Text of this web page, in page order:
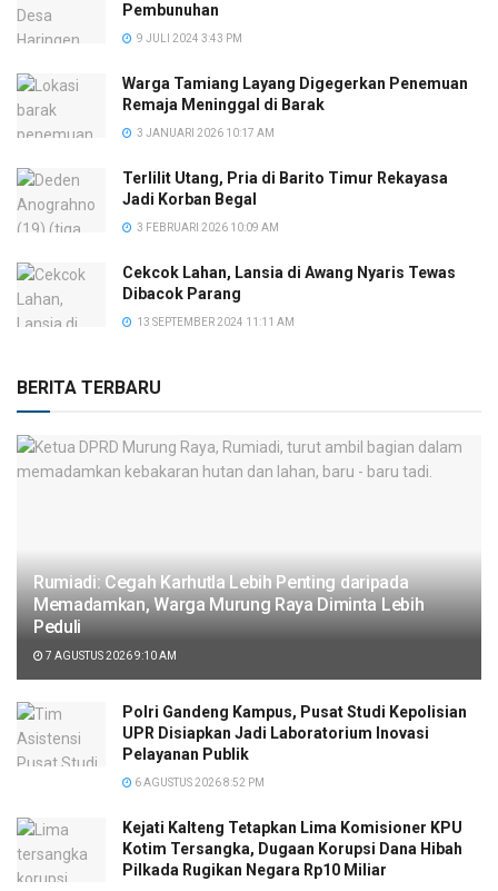
Pembunuhan
9 JULI 2024 3:43 PM
Warga Tamiang Layang Digegerkan Penemuan
Remaja Meninggal di Barak
3 JANUARI 2026 10:17 AM
Terlilit Utang, Pria di Barito Timur Rekayasa
Jadi Korban Begal
3 FEBRUARI 2026 10:09 AM
Cekcok Lahan, Lansia di Awang Nyaris Tewas
Dibacok Parang
13 SEPTEMBER 2024 11:11 AM
BERITA TERBARU
Rumiadi: Cegah Karhutla Lebih Penting daripada
Memadamkan, Warga Murung Raya Diminta Lebih
Peduli
7 AGUSTUS 2026 9:10 AM
Polri Gandeng Kampus, Pusat Studi Kepolisian
UPR Disiapkan Jadi Laboratorium Inovasi
Pelayanan Publik
6 AGUSTUS 2026 8:52 PM
Kejati Kalteng Tetapkan Lima Komisioner KPU
Kotim Tersangka, Dugaan Korupsi Dana Hibah
Pilkada Rugikan Negara Rp10 Miliar